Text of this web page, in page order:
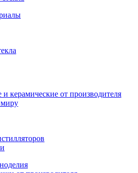
керамические от производителя
миру